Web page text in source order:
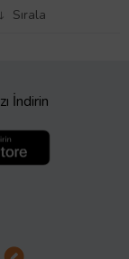
Sırala
İndirin